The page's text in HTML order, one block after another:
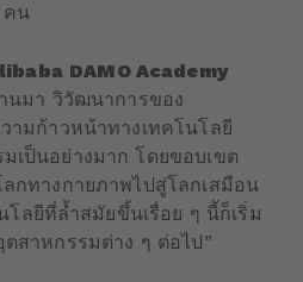
คน
DAMO Academy
นมา วิวัฒนาการของ
ามก้าวหน้าทางเทคโนโลยี
เป็นอย่างมาก โดยขอบเขต
กทางกายภาพไปสู่โลกเสมือน
โลยีที่ล้ำสมัยขึ้นเรื่อย ๆ นี้ก็เริ่ม
สาหกรรมต่าง ๆ ต่อไป”